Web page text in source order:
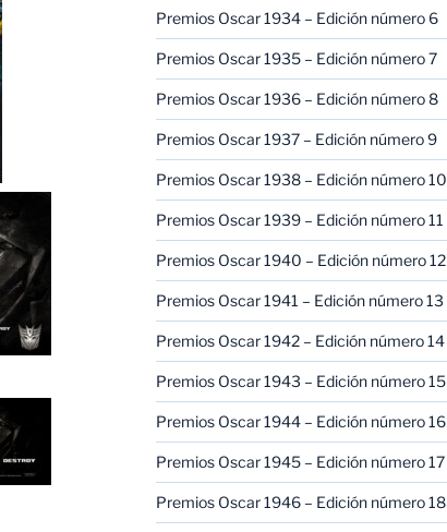
Premios Oscar 1934 – Edición número 6
Premios Oscar 1935 – Edición número 7
Premios Oscar 1936 – Edición número 8
Premios Oscar 1937 – Edición número 9
Premios Oscar 1938 – Edición número 10
Premios Oscar 1939 – Edición número 11
Premios Oscar 1940 – Edición número 12
Premios Oscar 1941 – Edición número 13
Premios Oscar 1942 – Edición número 14
Premios Oscar 1943 – Edición número 15
Premios Oscar 1944 – Edición número 16
Premios Oscar 1945 – Edición número 17
Premios Oscar 1946 – Edición número 18